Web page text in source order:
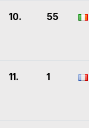
10. 55
11. 1